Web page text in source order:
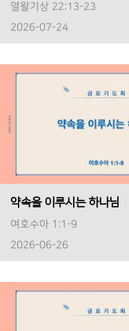
열왈기상 22:13-23
2026-07-24
약속을 이루시는 하나님
여호수아 1:1-9
2026-06-26